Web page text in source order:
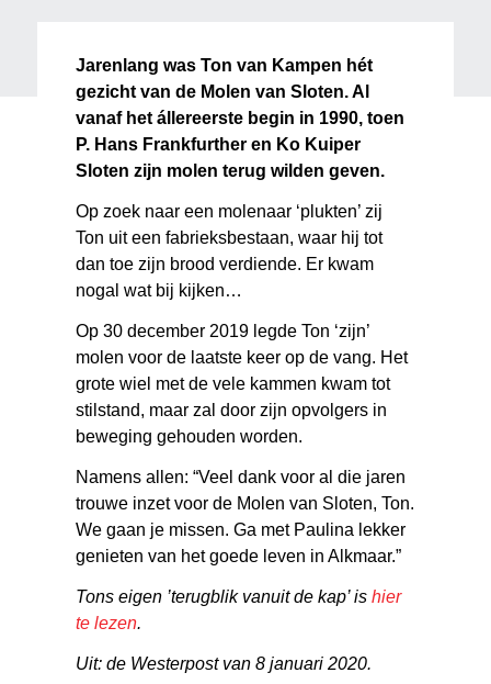
Jarenlang was Ton van Kampen hét
gezicht van de Molen van Sloten. Al
vanaf het állereerste begin in 1990, toen
P. Hans Frankfurther en Ko Kuiper
Sloten zijn molen terug wilden geven.
Op zoek naar een molenaar ‘plukten’ zij
Ton uit een fabrieksbestaan, waar hij tot
dan toe zijn brood verdiende. Er kwam
nogal wat bij kijken…
Op 30 december 2019 legde Ton ‘zijn’
molen voor de laatste keer op de vang. Het
grote wiel met de vele kammen kwam tot
stilstand, maar zal door zijn opvolgers in
beweging gehouden worden.
Namens allen: “Veel dank voor al die jaren
trouwe inzet voor de Molen van Sloten, Ton.
We gaan je missen. Ga met Paulina lekker
genieten van het goede leven in Alkmaar.”
Tons eigen ’terugblik vanuit de kap’ ishier
te lezen.
Uit: de Westerpost van 8 januari 2020.